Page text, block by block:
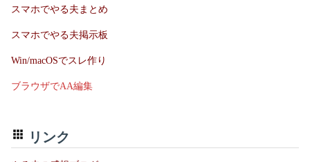
スマホでやる夫まとめ
スマホでやる夫掲示板
Win/macOSでスレ作り
ブラウザでAA編集
リンク